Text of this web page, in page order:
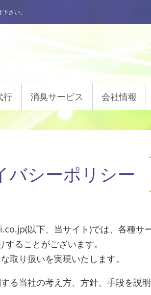
さい。
行 消臭サービス 会社情報
バシーポリシー
以下、当サイト)では、各種サ
ることがございます。
取り扱いを実現いたします。
る当社の考え方、方針、手段を説